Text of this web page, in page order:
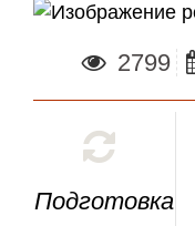
2799
Подготовка